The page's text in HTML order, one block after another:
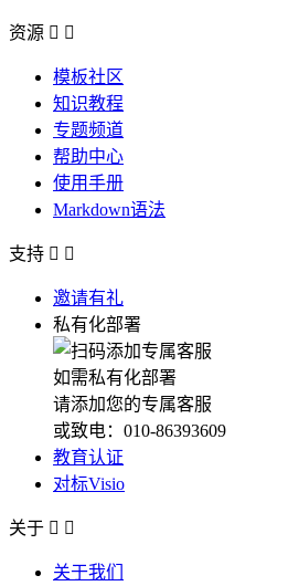
资源  
模板社区
知识教程
专题频道
帮助中心
使用手册
Markdown语法
支持  
邀请有礼
私有化部署
如需私有化部署
请添加您的专属客服
或致电：010-86393609
教育认证
对标Visio
关于  
关于我们